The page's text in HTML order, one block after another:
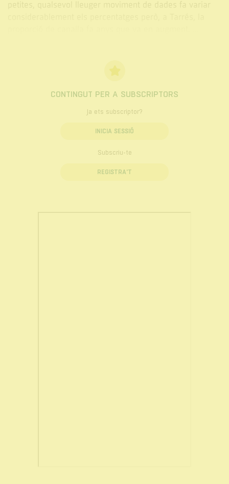
petites, qualsevol lleuger moviment de dades fa variar
CONTINGUT PER A SUBSCRIPTORS
Ja ets subscriptor?
INICIA SESSIÓ
Subscriu-te
REGISTRA'T